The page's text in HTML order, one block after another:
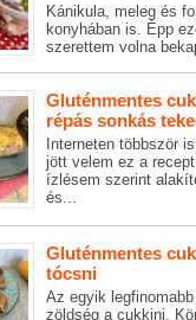
Kánikula, meleg és
konyhában is. Épp
szerettem volna
Gluténmentes
répás sonkás
Interneten többször
jött velem ez a
ízlésem szerint
és...
Gluténmentes
tócsni
Az egyik legfinomabb
zöldség a cukkini.